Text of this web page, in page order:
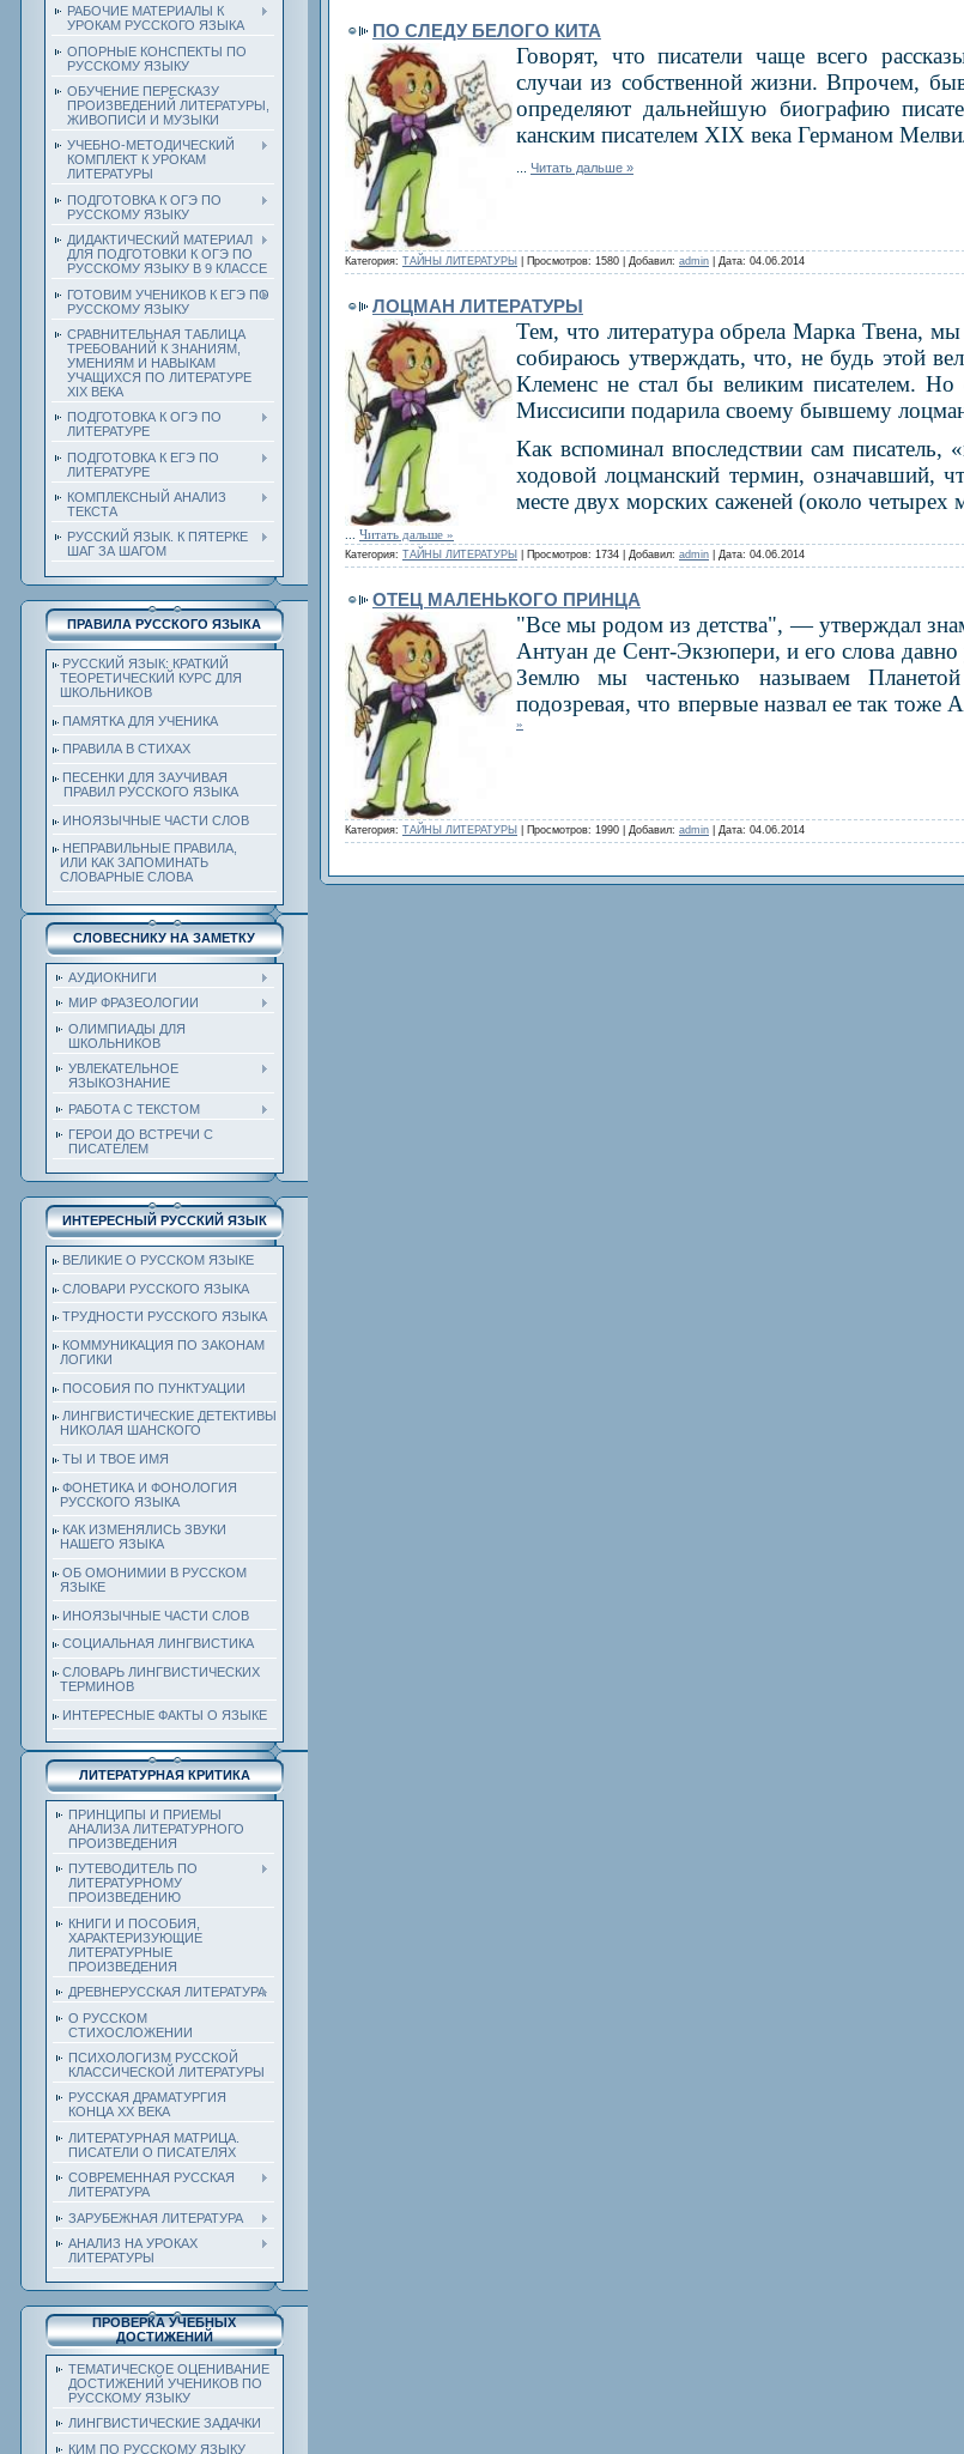
РАБОЧИЕ МАТЕРИАЛЫ К
УРОКАМ РУССКОГО ЯЗЫКА
ОПОРНЫЕ КОНСПЕКТЫ ПО
РУССКОМУ ЯЗЫКУ
ОБУЧЕНИЕ ПЕРЕСКАЗУ
ПРОИЗВЕДЕНИЙ ЛИТЕРАТУРЫ,
ЖИВОПИСИ И МУЗЫКИ
УЧЕБНО-МЕТОДИЧЕСКИЙ
КОМПЛЕКТ К УРОКАМ
ЛИТЕРАТУРЫ
ПОДГОТОВКА К ОГЭ ПО
РУССКОМУ ЯЗЫКУ
ДИДАКТИЧЕСКИЙ МАТЕРИАЛ
ДЛЯ ПОДГОТОВКИ К ОГЭ ПО
РУССКОМУ ЯЗЫКУ В 9 КЛАССЕ
ГОТОВИМ УЧЕНИКОВ К ЕГЭ ПО
РУССКОМУ ЯЗЫКУ
СРАВНИТЕЛЬНАЯ ТАБЛИЦА
ТРЕБОВАНИЙ К ЗНАНИЯМ,
УМЕНИЯМ И НАВЫКАМ
УЧАЩИХСЯ ПО ЛИТЕРАТУРЕ
ХIХ ВЕКА
ПОДГОТОВКА К ОГЭ ПО
ЛИТЕРАТУРЕ
ПОДГОТОВКА К ЕГЭ ПО
ЛИТЕРАТУРЕ
КОМПЛЕКСНЫЙ АНАЛИЗ
ТЕКСТА
РУССКИЙ ЯЗЫК. К ПЯТЕРКЕ
ШАГ ЗА ШАГОМ
ПРАВИЛА РУССКОГО ЯЗЫКА
РУССКИЙ ЯЗЫК: КРАТКИЙ
ТЕОРЕТИЧЕСКИЙ КУРС ДЛЯ
ШКОЛЬНИКОВ
ПАМЯТКА ДЛЯ УЧЕНИКА
ПРАВИЛА В СТИХАХ
ПЕСЕНКИ ДЛЯ ЗАУЧИВАЯ
ПРАВИЛ РУССКОГО ЯЗЫКА
ИНОЯЗЫЧНЫЕ ЧАСТИ СЛОВ
НЕПРАВИЛЬНЫЕ ПРАВИЛА,
ИЛИ КАК ЗАПОМИНАТЬ
СЛОВАРНЫЕ СЛОВА
СЛОВЕСНИКУ НА ЗАМЕТКУ
АУДИОКНИГИ
МИР ФРАЗЕОЛОГИИ
ОЛИМПИАДЫ ДЛЯ
ШКОЛЬНИКОВ
УВЛЕКАТЕЛЬНОЕ
ЯЗЫКОЗНАНИЕ
РАБОТА С ТЕКСТОМ
ГЕРОИ ДО ВСТРЕЧИ С
ПИСАТЕЛЕМ
ИНТЕРЕСНЫЙ РУССКИЙ ЯЗЫК
ВЕЛИКИЕ О РУССКОМ ЯЗЫКЕ
СЛОВАРИ РУССКОГО ЯЗЫКА
ТРУДНОСТИ РУССКОГО ЯЗЫКА
КОММУНИКАЦИЯ ПО ЗАКОНАМ
ЛОГИКИ
ПОСОБИЯ ПО ПУНКТУАЦИИ
ЛИНГВИСТИЧЕСКИЕ ДЕТЕКТИВЫ
НИКОЛАЯ ШАНСКОГО
ТЫ И ТВОЕ ИМЯ
ФОНЕТИКА И ФОНОЛОГИЯ
РУССКОГО ЯЗЫКА
КАК ИЗМЕНЯЛИСЬ ЗВУКИ
НАШЕГО ЯЗЫКА
ОБ ОМОНИМИИ В РУССКОМ
ЯЗЫКЕ
ИНОЯЗЫЧНЫЕ ЧАСТИ СЛОВ
СОЦИАЛЬНАЯ ЛИНГВИСТИКА
СЛОВАРЬ ЛИНГВИСТИЧЕСКИХ
ТЕРМИНОВ
ИНТЕРЕСНЫЕ ФАКТЫ О ЯЗЫКЕ
ЛИТЕРАТУРНАЯ КРИТИКА
ПРИНЦИПЫ И ПРИЕМЫ
АНАЛИЗА ЛИТЕРАТУРНОГО
ПРОИЗВЕДЕНИЯ
ПУТЕВОДИТЕЛЬ ПО
ЛИТЕРАТУРНОМУ
ПРОИЗВЕДЕНИЮ
КНИГИ И ПОСОБИЯ,
ХАРАКТЕРИЗУЮЩИЕ
ЛИТЕРАТУРНЫЕ
ПРОИЗВЕДЕНИЯ
ДРЕВНЕРУССКАЯ ЛИТЕРАТУРА
О РУССКОМ
СТИХОСЛОЖЕНИИ
ПСИХОЛОГИЗМ РУССКОЙ
КЛАССИЧЕСКОЙ ЛИТЕРАТУРЫ
РУССКАЯ ДРАМАТУРГИЯ
КОНЦА ХХ ВЕКА
ЛИТЕРАТУРНАЯ МАТРИЦА.
ПИСАТЕЛИ О ПИСАТЕЛЯХ
СОВРЕМЕННАЯ РУССКАЯ
ЛИТЕРАТУРА
ЗАРУБЕЖНАЯ ЛИТЕРАТУРА
АНАЛИЗ НА УРОКАХ
ЛИТЕРАТУРЫ
ПРОВЕРКА УЧЕБНЫХ
ДОСТИЖЕНИЙ
ТЕМАТИЧЕСКОЕ ОЦЕНИВАНИЕ
ДОСТИЖЕНИЙ УЧЕНИКОВ ПО
РУССКОМУ ЯЗЫКУ
ЛИНГВИСТИЧЕСКИЕ ЗАДАЧКИ
КИМ ПО РУССКОМУ ЯЗЫКУ
ПО СЛЕДУ БЕЛОГО КИТА
Говорят, что писатели чаще всего
случаи из соб­ственной жизни. Впрочем,
определяют дальнейшую биографию
канским писателем XIX века Германом
Читать дальше »
Категория: ТАЙНЫ ЛИТЕРАТУРЫ | Просмотров: 1580 | Добавил: admin | Дата: 04.06.2014
ЛОЦМАН ЛИТЕРАТУРЫ
Тем, что литература обрела Марка Твена,
собираюсь утверждать, что, не будь этой
Клеменс не стал бы вели­ким писателем. Но
Миссисипи по­дарила своему бывше­му
Как вспоминал впос­ледствии сам
ходовой лоц­манский термин, озна­чавший,
месте двух морских саженей (около четырех
Читать дальше »
Категория: ТАЙНЫ ЛИТЕРАТУРЫ | Просмотров: 1734 | Добавил: admin | Дата: 04.06.2014
ОТЕЦ МАЛЕНЬКОГО ПРИНЦА
"Все мы родом из детства", — утверждал
Антуан де Сент-Экзюпери, и его сло­ва
Землю мы частенько называем
подозревая, что впервые назвал ее так то­же
»
Категория: ТАЙНЫ ЛИТЕРАТУРЫ | Просмотров: 1990 | Добавил: admin | Дата: 04.06.2014